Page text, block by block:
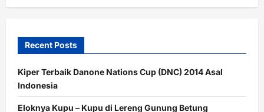
Recent Posts
Kiper Terbaik Danone Nations Cup (DNC) 2014 Asal
Indonesia
Eloknya Kupu – Kupu di Lereng Gunung Betung